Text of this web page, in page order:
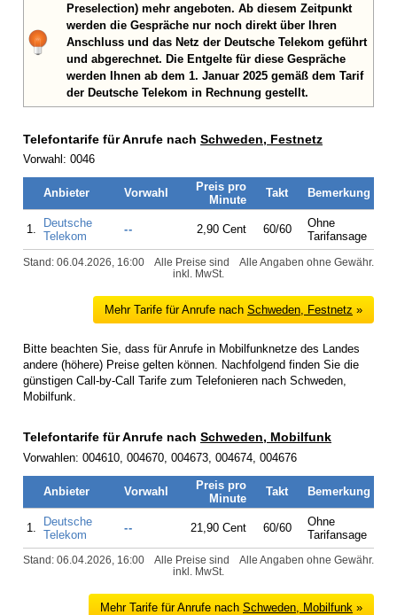
Preselection) mehr angeboten. Ab diesem Zeitpunkt
werden die Gespräche nur noch direkt über Ihren
Anschluss und das Netz der Deutsche Telekom geführt
und abgerechnet. Die Entgelte für diese Gespräche
werden Ihnen ab dem 1. Januar 2025 gemäß dem Tarif
der Deutsche Telekom in Rechnung gestellt.
Telefontarife für Anrufe nach Schweden, Festnetz
Vorwahl: 0046
Anbieter Vorwahl
Preis pro
Minute
Takt Bemerkung
1.
Deutsche
Telekom
-- 2,90 Cent 60/60
Ohne
Tarifansage
Stand: 06.04.2026, 16:00 Alle Angaben ohne Gewähr.
Alle Preise sind
inkl. MwSt.
Mehr Tarife für Anrufe nach Schweden, Festnetz »
Bitte beachten Sie, dass für Anrufe in Mobilfunknetze des Landes
andere (höhere) Preise gelten können. Nachfolgend finden Sie die
günstigen Call-by-Call Tarife zum Telefonieren nach Schweden,
Mobilfunk.
Telefontarife für Anrufe nach Schweden, Mobilfunk
Vorwahlen: 004610, 004670, 004673, 004674, 004676
Anbieter Vorwahl
Preis pro
Minute
Takt Bemerkung
1.
Deutsche
Telekom
-- 21,90 Cent 60/60
Ohne
Tarifansage
Stand: 06.04.2026, 16:00 Alle Angaben ohne Gewähr.
Alle Preise sind
inkl. MwSt.
Mehr Tarife für Anrufe nach Schweden, Mobilfunk »